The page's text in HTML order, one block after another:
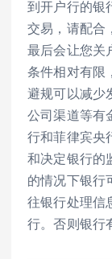
到开户行的银
交易，请配合
最后会让您关
条件相对有限
避规可以减少
公司渠道等有
行和菲律宾央
和决定银行的
的情况下银行
往银行处理信
行。否则银行